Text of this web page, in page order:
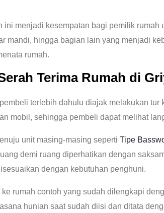
ini menjadi kesempatan bagi pemilik
mandi, hingga bagian lain yang menjadi
rumah.
Terima Rumah di
terlebih dahulu diajak melakukan
mobil, sehingga pembeli dapat melihat
unit masing-masing seperti Tipe
demi ruang diperhatikan dengan
dengan kebutuhan penghuni.
rumah contoh yang sudah dilengkapi
hunian saat sudah diisi dan ditata